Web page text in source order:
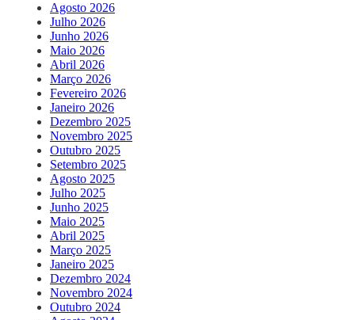
Agosto 2026
Julho 2026
Junho 2026
Maio 2026
Abril 2026
Março 2026
Fevereiro 2026
Janeiro 2026
Dezembro 2025
Novembro 2025
Outubro 2025
Setembro 2025
Agosto 2025
Julho 2025
Junho 2025
Maio 2025
Abril 2025
Março 2025
Janeiro 2025
Dezembro 2024
Novembro 2024
Outubro 2024